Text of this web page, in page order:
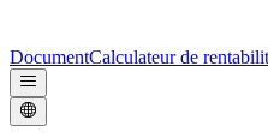
DocumentCalculateur de